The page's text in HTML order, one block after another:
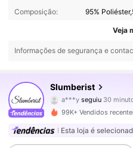
Composição:
95%
Veja
Informações de segurança e
Slumberist
a***yseguiu 30
k***7 está a navegar
99K+ Vendidos
Esta loja é